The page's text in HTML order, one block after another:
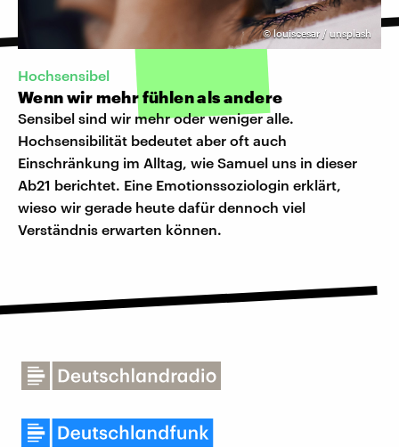
©louiscesar / unsplash
Hochsensibel
Wenn wir mehr fühlen als andere
Sensibel sind wir mehr oder weniger alle.
Hochsensibilität bedeutet aber oft auch
Einschränkung im Alltag, wie Samuel uns in dieser
Ab21 berichtet. Eine Emotionssoziologin erklärt,
wieso wir gerade heute dafür dennoch viel
Verständnis erwarten können.